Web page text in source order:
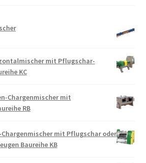
mit Pflugschar-
KC
Chargenmischer mit
RB
mit Pflugschar oder
Baureihe KB